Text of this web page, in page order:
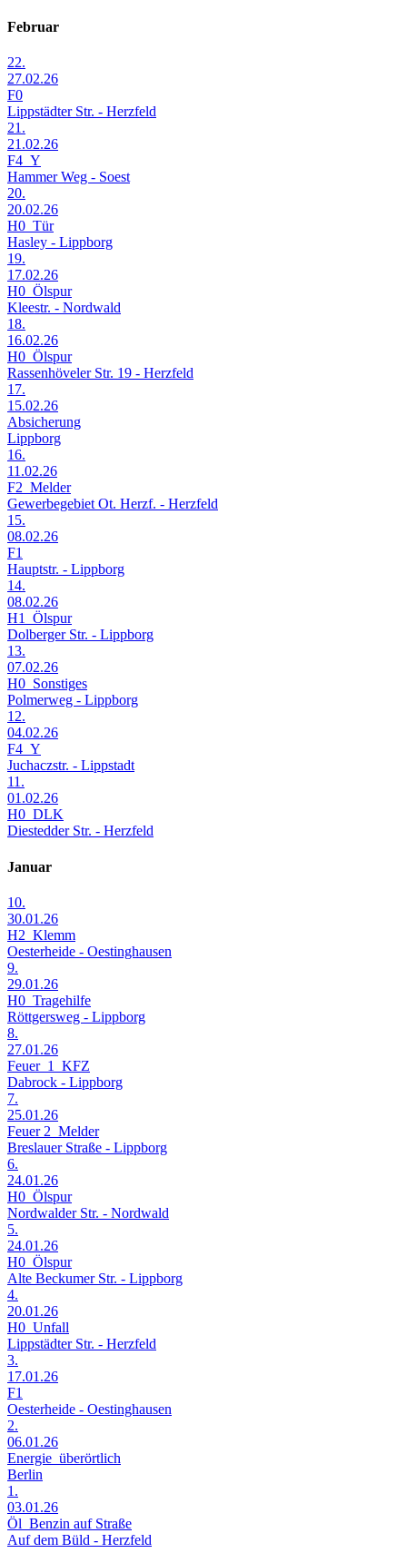
Februar
22.
27.02.26
F0
Lippstädter Str. - Herzfeld
21.
21.02.26
F4_Y
Hammer Weg - Soest
20.
20.02.26
H0_Tür
Hasley - Lippborg
19.
17.02.26
H0_Ölspur
Kleestr. - Nordwald
18.
16.02.26
H0_Ölspur
Rassenhöveler Str. 19 - Herzfeld
17.
15.02.26
Absicherung
Lippborg
16.
11.02.26
F2_Melder
Gewerbegebiet Ot. Herzf. - Herzfeld
15.
08.02.26
F1
Hauptstr. - Lippborg
14.
08.02.26
H1_Ölspur
Dolberger Str. - Lippborg
13.
07.02.26
H0_Sonstiges
Polmerweg - Lippborg
12.
04.02.26
F4_Y
Juchaczstr. - Lippstadt
11.
01.02.26
H0_DLK
Diestedder Str. - Herzfeld
Januar
10.
30.01.26
H2_Klemm
Oesterheide - Oestinghausen
9.
29.01.26
H0_Tragehilfe
Röttgersweg - Lippborg
8.
27.01.26
Feuer_1_KFZ
Dabrock - Lippborg
7.
25.01.26
Feuer 2_Melder
Breslauer Straße - Lippborg
6.
24.01.26
H0_Ölspur
Nordwalder Str. - Nordwald
5.
24.01.26
H0_Ölspur
Alte Beckumer Str. - Lippborg
4.
20.01.26
H0_Unfall
Lippstädter Str. - Herzfeld
3.
17.01.26
F1
Oesterheide - Oestinghausen
2.
06.01.26
Energie_überörtlich
Berlin
1.
03.01.26
Öl_Benzin auf Straße
Auf dem Büld - Herzfeld